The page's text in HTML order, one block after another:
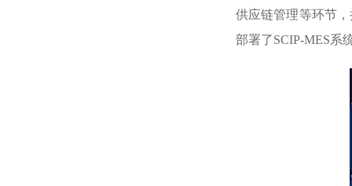
供应链管理等环节
部署了SCIP-MES系